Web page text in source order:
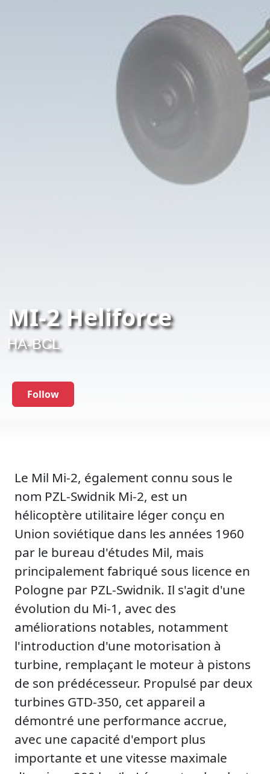
MI-2 Heliforce
HA-BCL
Follow
Le Mil Mi-2, également connu sous le
nom PZL-Swidnik Mi-2, est un
hélicoptère utilitaire léger conçu en
Union soviétique dans les années 1960
par le bureau d'études Mil, mais
principalement fabriqué sous licence en
Pologne par PZL-Swidnik. Il s'agit d'une
évolution du Mi-1, avec des
améliorations notables, notamment
l'introduction d'une motorisation à
turbine, remplaçant le moteur à pistons
de son prédécesseur. Propulsé par deux
turbines GTD-350, cet appareil a
démontré une performance accrue,
avec une capacité d'emport plus
importante et une vitesse maximale